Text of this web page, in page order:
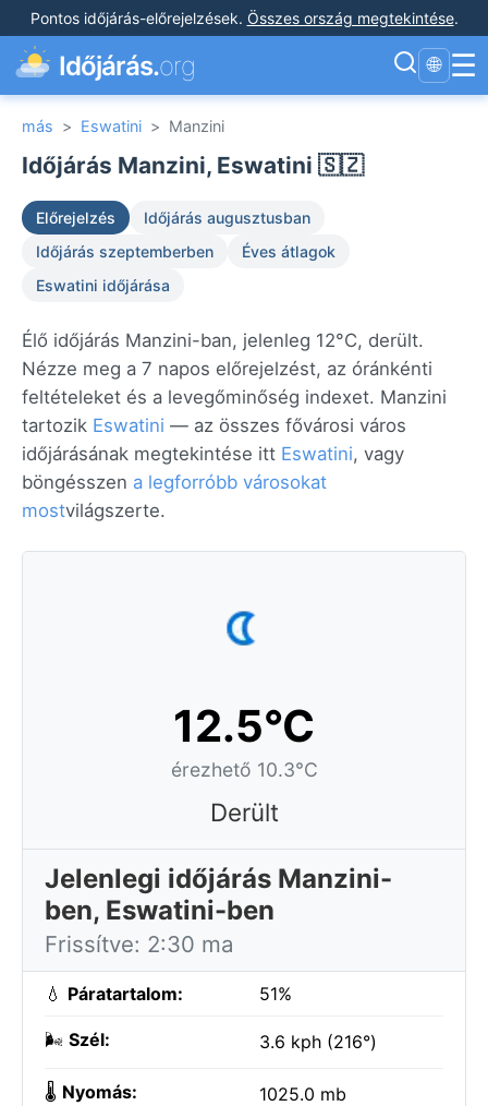
Pontos időjárás-előrejelzések. Összes ország megtekintése.
Időjárás.org 🌐 ☰
más > Eswatini > Manzini
Időjárás Manzini, Eswatini 🇸🇿
Előrejelzés
Időjárás augusztusban
Időjárás szeptemberben
Éves átlagok
Eswatini időjárása
Élő időjárás Manzini-ban, jelenleg 12°C, derült.
Nézze meg a 7 napos előrejelzést, az óránkénti
feltételeket és a levegőminőség indexet. Manzini
tartozik Eswatini — az összes fővárosi város
időjárásának megtekintése itt Eswatini, vagy
böngésszen a legforróbb városokat
mostvilágszerte.
12.5°C
érezhető 10.3°C
Derült
Jelenlegi időjárás Manzini-
ben, Eswatini-ben
Frissítve: 2:30 ma
💧 Páratartalom: 51%
🌬️ Szél: 3.6 kph (216°)
🌡️ Nyomás: 1025.0 mb